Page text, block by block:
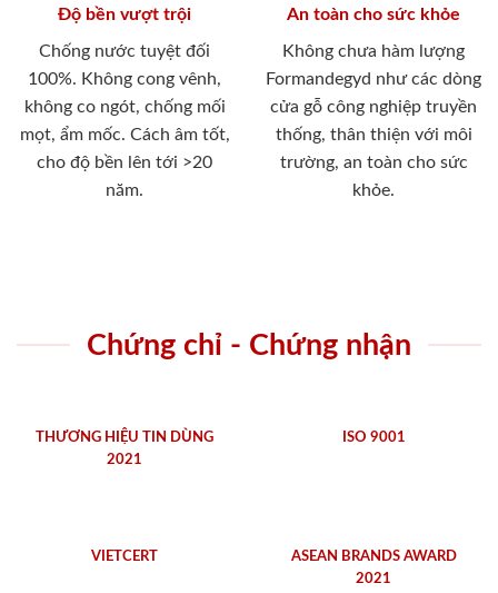
Độ bền vượt trội
Chống nước tuyệt đối
100%. Không cong vênh,
không co ngót, chống mối
mọt, ẩm mốc. Cách âm tốt,
cho độ bền lên tới >20
năm.
An toàn cho sức khỏe
Không chưa hàm lượng
Formandegyd như các dòng
cửa gỗ công nghiệp truyền
thống, thân thiện với môi
trường, an toàn cho sức
khỏe.
Chứng chỉ - Chứng nhận
THƯƠNG HIỆU TIN DÙNG
2021
ISO 9001
VIETCERT
ASEAN BRANDS AWARD
2021